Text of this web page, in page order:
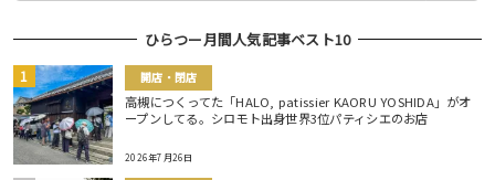
ひらつー月間人気記事ベスト10
開店・閉店
高槻につくってた「HALO, patissier KAORU YOSHIDA」がオ
ープンしてる。シロモト出身世界3位パティシエのお店
2026年7月26日